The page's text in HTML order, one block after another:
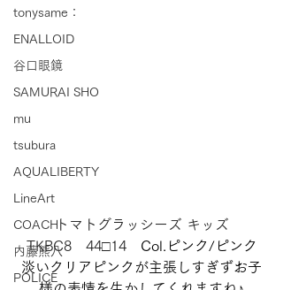
tonysame：
ENALLOID
谷口眼鏡
SAMURAI SHO
mu
tsubura
AQUALIBERTY
LineArt
COACH
内藤熊八
POLICE
トマトグラッシーズ キッズ
TKBC8　44□14 Col.ピンク/ピンク
淡いクリアピンクが主張しすぎずお子